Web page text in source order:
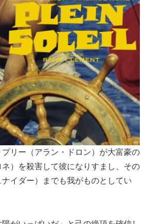
リー（アラン・ドロン）が大富豪の
）を殺害して彼になりすまし、その
イダー）までも我がものとしてい